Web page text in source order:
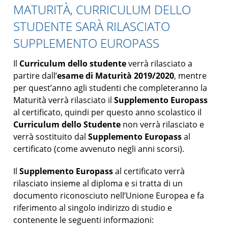
MATURITÀ, CURRICULUM DELLO
STUDENTE SARÀ RILASCIATO
SUPPLEMENTO EUROPASS
Il Curriculum dello studenteverrà rilasciato a
partire dall’esame di Maturità 2019/2020, mentre
per quest’anno agli studenti che completeranno la
Maturità verrà rilasciato ilSupplemento Europass
al certificato, quindi per questo anno scolastico il
Curriculum dello Studente non verrà rilasciato e
verrà sostituito dalSupplemento Europassal
certificato (come avvenuto negli anni scorsi).
IlSupplemento Europassal certificato verrà
rilasciato insieme al diploma e si tratta di un
documento riconosciuto nell’Unione Europea e fa
riferimento al singolo indirizzo di studio e
contenente le seguenti informazioni: